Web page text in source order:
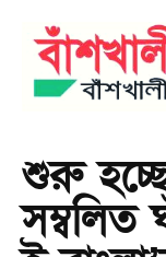
শুরু
সম্বলিত